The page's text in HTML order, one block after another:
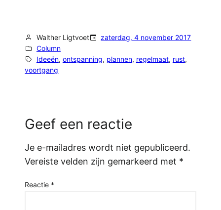
Walther Ligtvoet
zaterdag, 4 november 2017
Column
Ideeën, ontspanning, plannen, regelmaat, rust,
voortgang
Geef een reactie
Je e-mailadres wordt niet gepubliceerd.
Vereiste velden zijn gemarkeerd met *
Reactie *